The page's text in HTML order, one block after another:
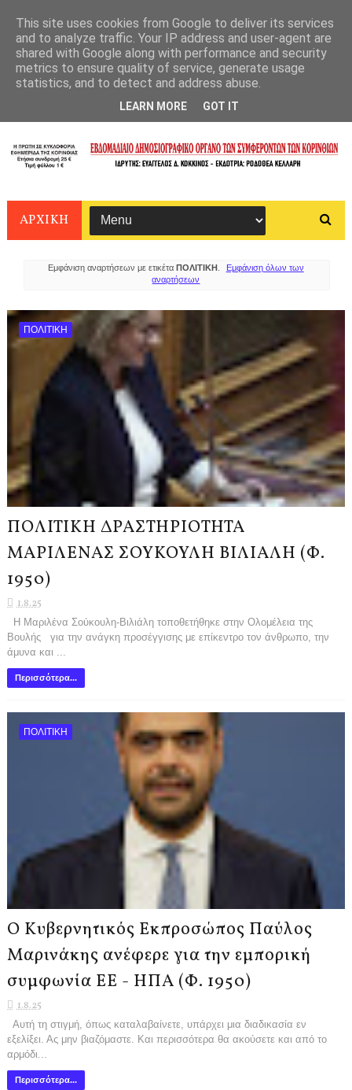
ΑΡΧΙΚΗ
Εμφάνιση αναρτήσεων με ετικέτα ΠΟΛΙΤΙΚΗ
Εμφάνιση όλων των
αναρτήσεων
ΠΟΛΙΤΙΚΗ
ΠΟΛΙΤΙΚΗ ΔΡΑΣΤΗΡΙΟΤΗΤΑ
ΜΑΡΙΛΕΝΑΣ ΣΟΥΚΟΥΛΗ ΒΙΛΙΑΛΗ (Φ.
1950)
1.8.25
Η Μαριλένα Σούκουλη-Βιλιάλη τοποθετήθηκε στην Ολομέλεια της
Βουλής για την ανάγκη προσέγγισης με επίκεντρο τον άνθρωπο, την
άμυνα και ...
Περισσότερα...
ΠΟΛΙΤΙΚΗ
Ο Κυβερνητικός Εκπροσώπος Παύλος
Μαρινάκης ανέφερε για την εμπορική
συμφωνία ΕΕ - ΗΠΑ (Φ. 1950)
1.8.25
Αυτή τη στιγμή, όπως καταλαβαίνετε, υπάρχει μια διαδικασία εν
εξελίξει. Ας μην βιαζόμαστε. Και περισσότερα θα ακούσετε και από το
αρμόδι...
Περισσότερα...
This site uses cookies from Google to deliver its services
and to analyze traffic. Your IP address and user-agent are
shared with Google along with performance and security
metrics to ensure quality of service, generate usage
statistics, and to detect and address abuse.
LEARN MORE GOT IT